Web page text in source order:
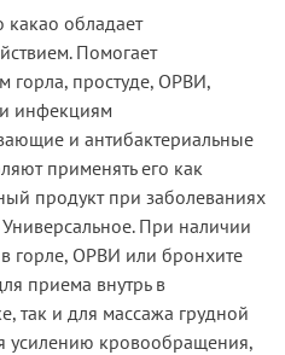
обладает
Помогает
горла, простуде, ОРВИ,
и инфекциям
и антибактериальные
применять его как
продукт при заболеваниях
При наличии
горле, ОРВИ или бронхите
приема внутрь в
так и для массажа грудной
усилению кровообращения,